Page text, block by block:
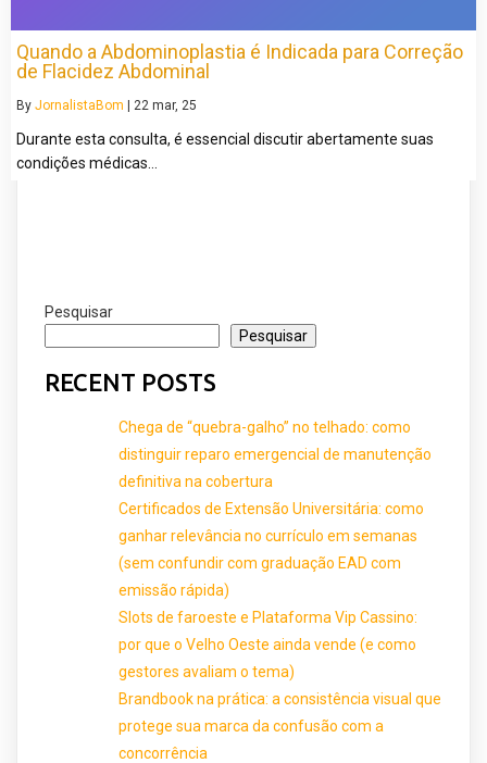
Quando a Abdominoplastia é Indicada para Correção
de Flacidez Abdominal
By JornalistaBom | 22 mar, 25
Durante esta consulta, é essencial discutir abertamente suas
condições médicas…
Pesquisar
Pesquisar
RECENT POSTS
Chega de “quebra-galho” no telhado: como
distinguir reparo emergencial de manutenção
definitiva na cobertura
Certificados de Extensão Universitária: como
ganhar relevância no currículo em semanas
(sem confundir com graduação EAD com
emissão rápida)
Slots de faroeste e Plataforma Vip Cassino:
por que o Velho Oeste ainda vende (e como
gestores avaliam o tema)
Brandbook na prática: a consistência visual que
protege sua marca da confusão com a
concorrência